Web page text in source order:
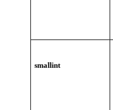
smallint